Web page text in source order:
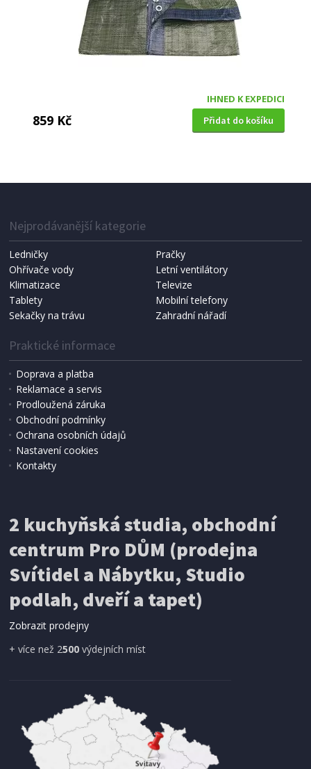
IHNED K EXPEDICI
859 Kč Přidat do košíku
Extol Craft (11125) 6x8m, PE
550 Kč
349 Kč Přidat do košíku
Nejprodávanější kategorie
Ledničky
Pračky
Ohřívače vody
Letní ventilátory
Klimatizace
Televize
Tablety
Mobilní telefony
Sekačky na trávu
Zahradní nářadí
Praktické informace
Doprava a platba
Reklamace a servis
Prodloužená záruka
Obchodní podmínky
Ochrana osobních údajů
Nastavení cookies
Kontakty
2 kuchyňská studia, obchodní
centrum Pro DŮM (prodejna
Svítidel a Nábytku, Studio
podlah, dveří a tapet)
Zobrazit prodejny
+ více než 2500 výdejních míst